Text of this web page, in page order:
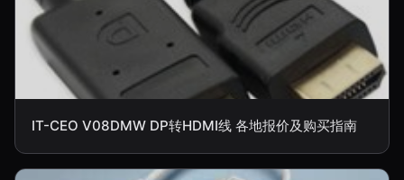
IT-CEO V08DMW DP转HDMI线 各地报价及购买指南